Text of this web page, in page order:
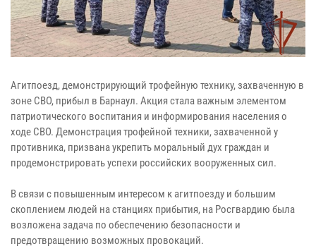
Агитпоезд, демонстрирующий трофейную технику, захваченную в
зоне СВО, прибыл в Барнаул. Акция стала важным элементом
патриотического воспитания и информирования населения о
ходе СВО. Демонстрация трофейной техники, захваченной у
противника, призвана укрепить моральный дух граждан и
продемонстрировать успехи российских вооруженных сил.
В связи с повышенным интересом к агитпоезду и большим
скоплением людей на станциях прибытия, на Росгвардию была
возложена задача по обеспечению безопасности и
предотвращению возможных провокаций.